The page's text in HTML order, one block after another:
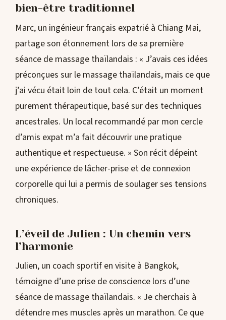
bien-être traditionnel
Marc, un ingénieur français expatrié à Chiang Mai,
partage son étonnement lors de sa première
séance de massage thaïlandais : « J’avais ces idées
préconçues sur le massage thaïlandais, mais ce que
j’ai vécu était loin de tout cela. C’était un moment
purement thérapeutique, basé sur des techniques
ancestrales. Un local recommandé par mon cercle
d’amis expat m’a fait découvrir une pratique
authentique et respectueuse. » Son récit dépeint
une expérience de lâcher-prise et de connexion
corporelle qui lui a permis de soulager ses tensions
chroniques.
L’éveil de Julien : Un chemin vers
l’harmonie
Julien, un coach sportif en visite à Bangkok,
témoigne d’une prise de conscience lors d’une
séance de massage thaïlandais. « Je cherchais à
détendre mes muscles après un marathon. Ce que